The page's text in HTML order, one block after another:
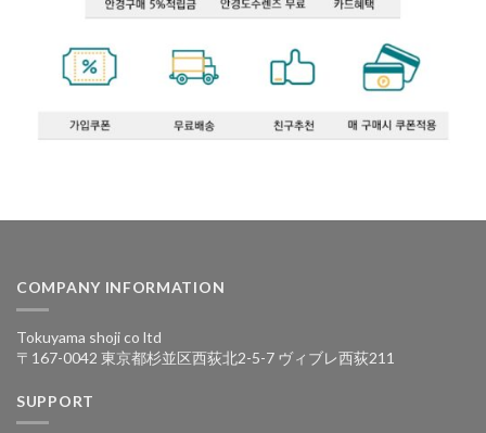
COMPANY INFORMATION
Tokuyama shoji co ltd
〒167-0042 東京都杉並区西荻北2-5-7 ヴィブレ西荻211
SUPPORT